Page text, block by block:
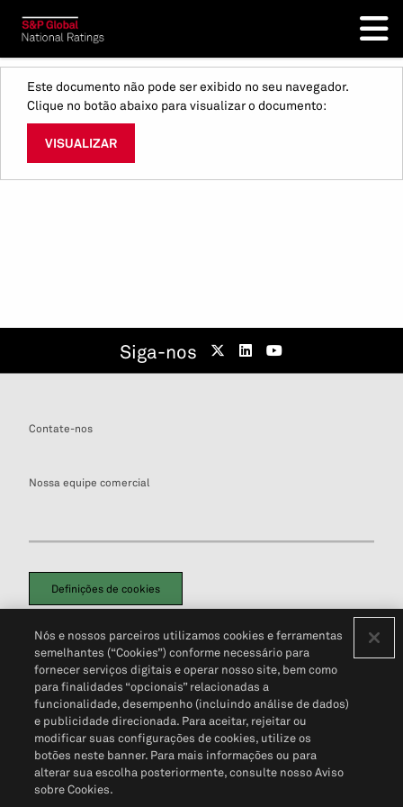
Este documento não pode ser exibido no seu navegador.
Clique no botão abaixo para visualizar o documento:
VISUALIZAR
Siga-nos
Contate-nos
Nossa equipe comercial
Definições de cookies
Política de PrivacidadePortal de privacidade do cliente (em inglês)
Não Venda Minhas Informações Pessoais© 2026 S&P Global
Nós e nossos parceiros utilizamos cookies e ferramentas
semelhantes (“Cookies”) conforme necessário para
fornecer serviços digitais e operar nosso site, bem como
para finalidades “opcionais” relacionadas a
funcionalidade, desempenho (incluindo análise de dados)
e publicidade direcionada. Para aceitar, rejeitar ou
modificar suas configurações de cookies, utilize os
botões neste banner. Para mais informações ou para
alterar sua escolha posteriormente, consulte nosso Aviso
sobre Cookies.